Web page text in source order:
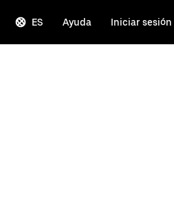
ES Ayuda Iniciar sesión